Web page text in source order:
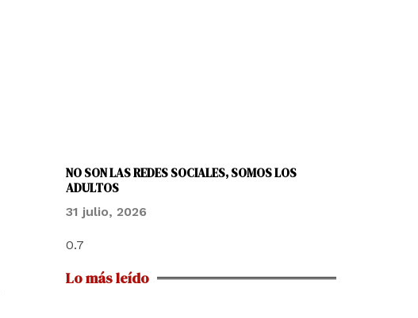
NO SON LAS REDES SOCIALES, SOMOS LOS
ADULTOS
31 julio, 2026
Lo más leído